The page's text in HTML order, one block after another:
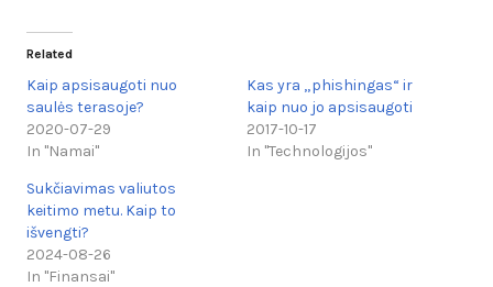
Related
Kaip apsisaugoti nuo
saulės terasoje?
2020-07-29
In "Namai"
Kas yra „phishingas“ ir
kaip nuo jo apsisaugoti
2017-10-17
In "Technologijos"
Sukčiavimas valiutos
keitimo metu. Kaip to
išvengti?
2024-08-26
In "Finansai"